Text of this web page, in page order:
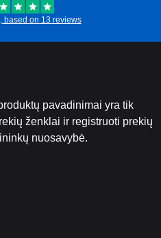
based on 13 reviews
pavadinimai yra tik
ženklai ir registruoti prekių
nuosavybė.